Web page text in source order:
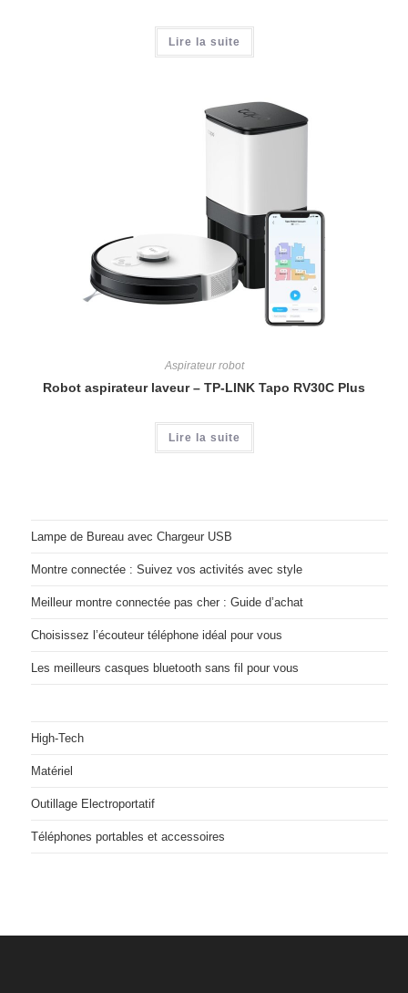
Lire la suite
Aspirateur robot
Robot aspirateur laveur – TP-LINK Tapo RV30C Plus
Lire la suite
Lampe de Bureau avec Chargeur USB
Montre connectée : Suivez vos activités avec style
Meilleur montre connectée pas cher : Guide d’achat
Choisissez l’écouteur téléphone idéal pour vous
Les meilleurs casques bluetooth sans fil pour vous
High-Tech
Matériel
Outillage Electroportatif
Téléphones portables et accessoires